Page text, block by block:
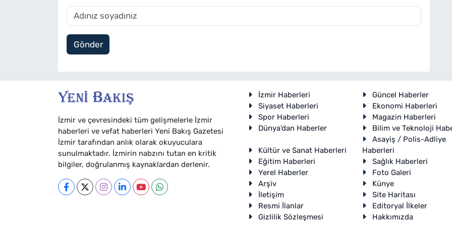
Gönder
İzmir ve çevresindeki tüm gelişmelerle İzmir
haberleri ve vefat haberleri Yeni Bakış Gazetesi
İzmir tarafından anlık olarak okuyuculara
sunulmaktadır. İzmirin nabzını tutan en kritik
bilgiler, doğrulanmış kaynaklardan derlenir.
İzmir Haberleri
Güncel Haberler
Siyaset Haberleri
Ekonomi Haberleri
Spor Haberleri
Magazin Haberleri
Dünya'dan Haberler
Bilim ve Teknoloji
Kültür ve Sanat Haberleri
Asayiş / Polis-Adliye
Haberleri
Eğitim Haberleri
Sağlık Haberleri
Yerel Haberler
Foto Galeri
Arşiv
Künye
İletişim
Site Haritası
Resmi İlanlar
Editoryal İlkeler
Gizlilik Sözleşmesi
Hakkımızda